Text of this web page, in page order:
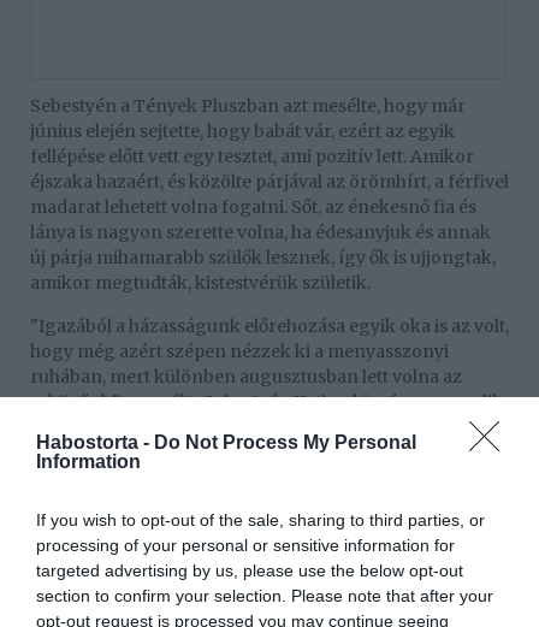
Habostorta - Do Not Process My Personal
Information
If you wish to opt-out of the sale, sharing to third parties, or
processing of your personal or sensitive information for
targeted advertising by us, please use the below opt-out
section to confirm your selection. Please note that after your
opt-out request is processed you may continue seeing
Sebestyén a Tények Pluszban azt mesélte, hogy már
június elején sejtette, hogy babát vár, ezért az egyik
fellépése előtt vett egy tesztet, ami pozitív lett. Amikor
éjszaka hazaért, és közölte párjával az örömhírt, a férfivel
madarat lehetett volna fogatni. Sőt, az énekesnő fia és
lánya is nagyon szerette volna, ha édesanyjuk és annak
új párja mihamarabb szülők lesznek, így ők is ujjongtak,
amikor megtudták, kistestvérük születik.
"Igazából a házasságunk előrehozása egyik oka is az volt,
hogy még azért szépen nézzek ki a menyasszonyi
ruhában, mert különben augusztusban lett volna az
esküvőnk"– mesélte Sebestyén Katja, aki már a negyedik
hónapban van, így a kicsi a jövő év elején érkezik meg.